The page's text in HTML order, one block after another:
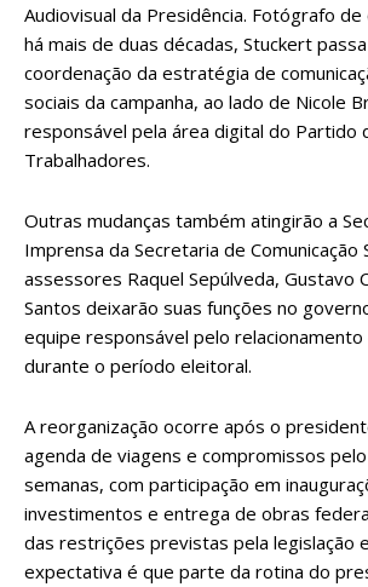
Audiovisual da Presidência. Fotógrafo de
há mais de duas décadas, Stuckert
coordenação da estratégia de
sociais da campanha, ao lado de Nicole
responsável pela área digital do Partido
Trabalhadores.
Outras mudanças também atingirão a
Imprensa da Secretaria de Comunicação
assessores Raquel Sepúlveda, Gustavo
Santos deixarão suas funções no
equipe responsável pelo relacionamento
durante o período eleitoral.
A reorganização ocorre após o
agenda de viagens e compromissos
semanas, com participação em
investimentos e entrega de obras
das restrições previstas pela legislação
expectativa é que parte da rotina do